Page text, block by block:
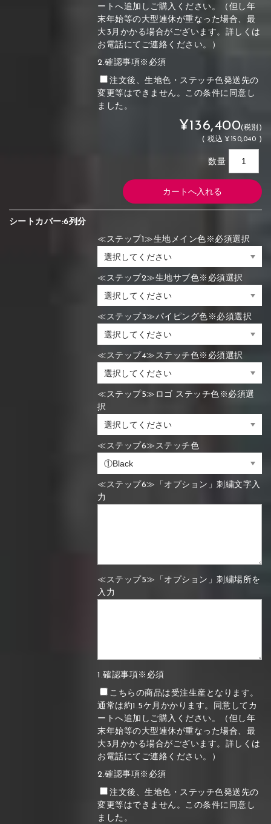
ートへ追加しご購入ください。（但し年
末年始等の大型連休が重なった場合、最
大3月かかる場合がございます。詳しくは
お電話にてご連絡ください。）
2.確認事項※必須
注文後、生地色・ステッチ色発送先の
変更等はできません。この条件に同意し
ました。
¥136,400(税別)
(税込 ¥150,040 )
数量
シートカバー:6列分
≪ステップ1≫生地メイン色※必須選択
≪ステップ2≫生地サブ色※必須選択
≪ステップ3≫パイピング色※必須選択
≪ステップ4≫ステッチ色※必須選択
≪ステップ5≫ロゴ ステッチ色※必須選
択
≪ステップ6≫ステッチ色
≪ステップ6≫「オプション」刺繍文字入
力
≪ステップ5≫「オプション」刺繍場所を
入力
1.確認事項※必須
こちらの商品は受注生産となります。
通常は約1.5ケ月かかります。同意してカ
ートへ追加しご購入ください。（但し年
末年始等の大型連休が重なった場合、最
大3月かかる場合がございます。詳しくは
お電話にてご連絡ください。）
2.確認事項※必須
注文後、生地色・ステッチ色発送先の
変更等はできません。この条件に同意し
ました。